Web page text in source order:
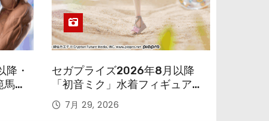
・
勇
セガプライズ2026年8月以降
「初音ミク」水着フィギュアが
色味を変えて再登場！
7月 29, 2026